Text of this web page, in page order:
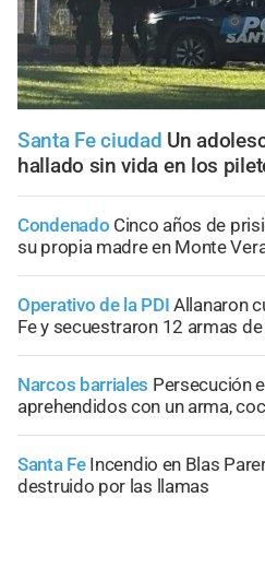
Santa Fe ciudad Un
hallado sin vida en los
Condenado Cinco años de
su propia madre en Monte
Operativo de la PDI Allanaron
Fe y secuestraron 12 armas
Narcos barriales Persecución
aprehendidos con un arma,
Santa Fe Incendio en Blas
destruido por las llamas